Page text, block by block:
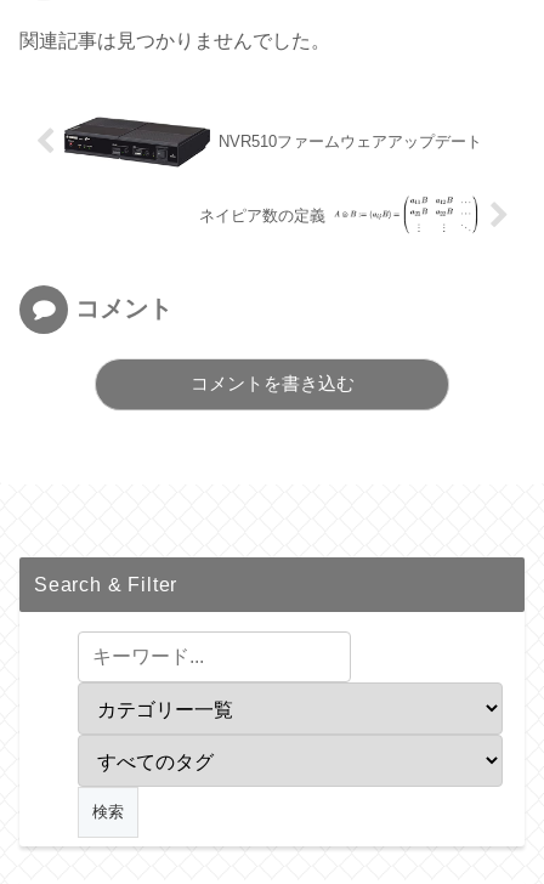
関連記事は見つかりませんでした。
NVR510ファームウェアアップデート
ネイピア数の定義
コメント
コメントを書き込む
Search & Filter